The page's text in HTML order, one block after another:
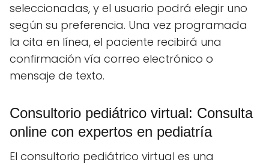
seleccionadas, y el usuario podrá elegir uno
según su preferencia. Una vez programada
la cita en línea, el paciente recibirá una
confirmación vía correo electrónico o
mensaje de texto.
Consultorio pediátrico virtual: Consulta
online con expertos en pediatría
El consultorio pediátrico virtual es una